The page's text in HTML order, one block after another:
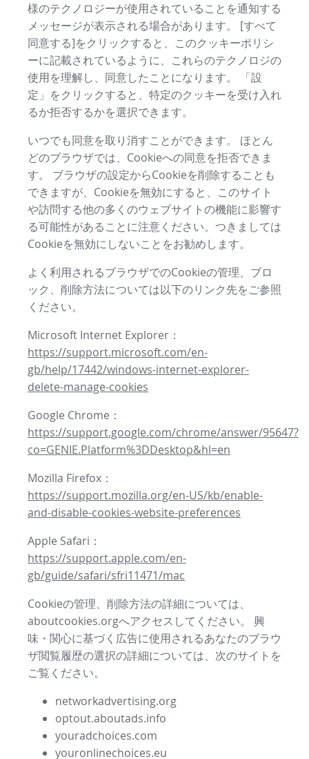
様のテクノロジーが使用されていることを通知する
メッセージが表示される場合があります。 [すべて
同意する]をクリックすると、このクッキーポリシ
ーに記載されているように、これらのテクノロジの
使用を理解し、同意したことになります。 「設
定」をクリックすると、特定のクッキーを受け入れ
るか拒否するかを選択できます。
いつでも同意を取り消すことができます。 ほとん
どのブラウザでは、Cookieへの同意を拒否できま
す。 ブラウザの設定からCookieを削除することも
できますが、Cookieを無効にすると、このサイト
や訪問する他の多くのウェブサイトの機能に影響す
る可能性があることに注意ください。つきましては
Cookieを無効にしないことをお勧めします。
よく利用されるブラウザでのCookieの管理、ブロ
ック、削除方法については以下のリンク先をご参照
ください。
Microsoft Internet Explorer：
https://support.microsoft.com/en-
gb/help/17442/windows-internet-explorer-
delete-manage-cookies
Google Chrome：
https://support.google.com/chrome/answer/95647?
co=GENIE.Platform%3DDesktop&hl=en
Mozilla Firefox：
https://support.mozilla.org/en-US/kb/enable-
and-disable-cookies-website-preferences
Apple Safari：
https://support.apple.com/en-
gb/guide/safari/sfri11471/mac
Cookieの管理、削除方法の詳細については、
aboutcookies.orgへアクセスしてください。 興
味・関心に基づく広告に使用されるあなたのブラウ
ザ閲覧履歴の選択の詳細については、次のサイトを
ご覧ください。
networkadvertising.org
optout.aboutads.info
youradchoices.com
youronlinechoices.eu